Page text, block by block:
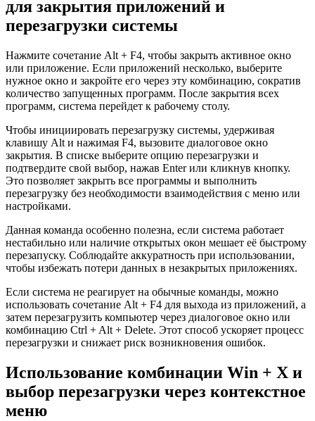
для закрытия приложений и
перезагрузки системы
Нажмите сочетание Alt + F4, чтобы закрыть активное окно
или приложение. Если приложений несколько, выберите
нужное окно и закройте его через эту комбинацию, сократив
количество запущенных программ. После закрытия всех
программ, система перейдет к рабочему столу.
Чтобы инициировать перезагрузку системы, удерживая
клавишу Alt и нажимая F4, вызовите диалоговое окно
закрытия. В списке выберите опцию перезагрузки и
подтвердите свой выбор, нажав Enter или кликнув кнопку.
Это позволяет закрыть все программы и выполнить
перезагрузку без необходимости взаимодействия с меню или
настройками.
Данная команда особенно полезна, если система работает
нестабильно или наличие открытых окон мешает её быстрому
перезапуску. Соблюдайте аккуратность при использовании,
чтобы избежать потери данных в незакрытых приложениях.
Если система не реагирует на обычные команды, можно
использовать сочетание Alt + F4 для выхода из приложений, а
затем перезагрузить компьютер через диалоговое окно или
комбинацию Ctrl + Alt + Delete. Этот способ ускоряет процесс
перезагрузки и снижает риск возникновения ошибок.
Использование комбинации Win + X и
выбор перезагрузки через контекстное
меню